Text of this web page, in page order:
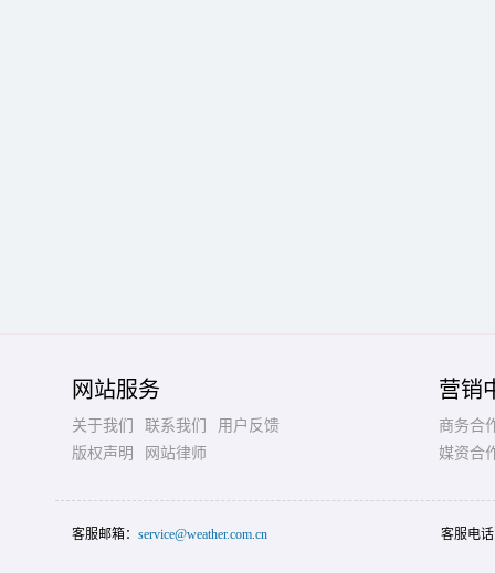
网站服务
关于我们 联系我们
用户反馈
版权声明
网站律师
营销
商务合
媒资合
客服邮箱： service@weather.com.cn 客服电